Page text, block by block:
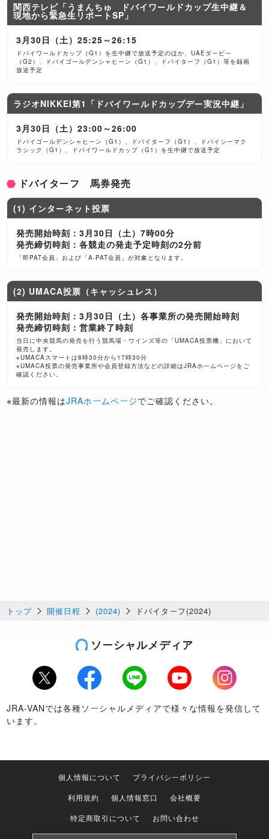
関西テレビ「うまんちゅ ドバイワールドカップ生中継＆
現地から緊急生リポートSP」
3月30日（土）25:25～26:15
ドバイワールドカップ（G1）を生中継で放送予定のほか、UAEダービー
（G2）、ドバイゴールデンシャヒーン（G1）、ドバイターフ（G1）等を録画
放送予定
ラジオNIKKEI第1「ドバイワールドカップデー実況中継」
3月30日（土）23:00～26:00
ドバイゴールデンシャヒーン（G1）、ドバイターフ（G1）、ドバイシーマク
ラシック（G1）、ドバイワールドカップ（G1）を生中継で放送予定
ドバイターフ 馬券発売
(1) インターネット投票
発売開始時刻：3月30日（土）7時00分
発売締切時刻：各競走の発走予定時刻の2分前
「即PAT会員」および「A-PAT会員」が対象となります。
(2) UMACA投票（キャッシュレス）
発売開始時刻：3月30日（土）各事業所の発売開始時刻
発売締切時刻：営業終了時刻
当日に中央競馬の発売を行う競馬場・ウインズ等の「UMACA投票機」において
発売します。
※UMACAスマートは8時30分から17時30分
※UMACA投票の発売事業所や会員登録方法などの詳細はJRAホームページをご
確認ください。
※最新の情報はJRAホームページでご確認ください。
トップ 開催日程 (2024) ドバイターフ(2024)
ソーシャルメディア
Twitter Facebook LINE Youtube
Instagram
JRA-VANでは各種ソーシャルメディアで様々な情報を発信して
います。
個人情報について
プライバシーポリシー
利用規約
個人情報窓口
会社概要
特定商取引について
お問い合わせ